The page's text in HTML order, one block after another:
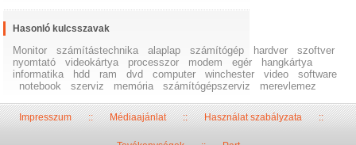
Hasonló kulcsszavak
Monitor számítástechnika alaplap számítógép hardver
szoftver
nyomtató
videokártya processzor modem egér
hangkártya
informatika
hdd ram dvd computer winchester video
software
notebook
szerviz memória számítógépszerviz merevlemez
Impresszum::Médiaajánlat::Használat szabályzata::